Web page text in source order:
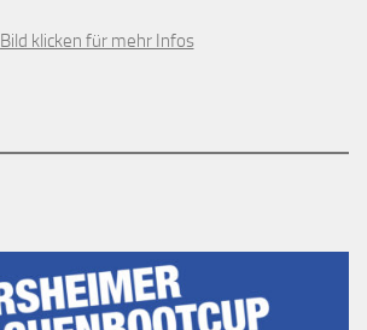
Bild klicken für mehr Infos